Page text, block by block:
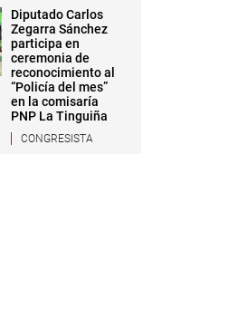
Diputado Carlos
Zegarra Sánchez
participa en
ceremonia de
reconocimiento al
“Policía del mes”
en la comisaría
PNP La Tinguiña
CONGRESISTA